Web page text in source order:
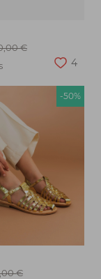
€
4
-50%
€